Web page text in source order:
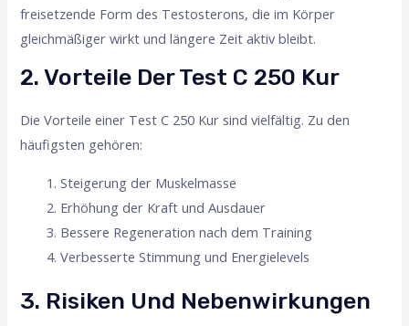
freisetzende Form des Testosterons, die im Körper
gleichmäßiger wirkt und längere Zeit aktiv bleibt.
2. Vorteile Der Test C 250 Kur
Die Vorteile einer Test C 250 Kur sind vielfältig. Zu den
häufigsten gehören:
Steigerung der Muskelmasse
Erhöhung der Kraft und Ausdauer
Bessere Regeneration nach dem Training
Verbesserte Stimmung und Energielevels
3. Risiken Und Nebenwirkungen